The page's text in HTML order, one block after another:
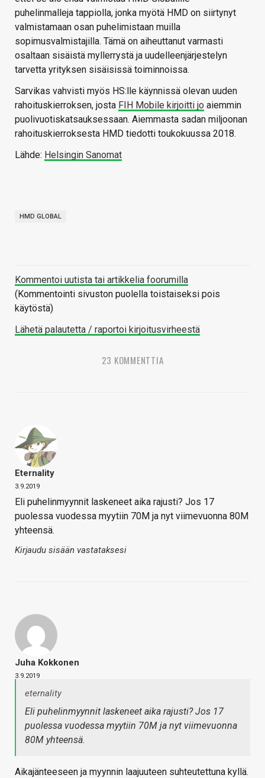
puhelinmalleja tappiolla, jonka myötä HMD on siirtynyt
valmistamaan osan puhelimistaan muilla
sopimusvalmistajilla. Tämä on aiheuttanut varmasti
osaltaan sisäistä myllerrystä ja uudelleenjärjestelyn
tarvetta yrityksen sisäisissä toiminnoissa.
Sarvikas vahvisti myös HS:lle käynnissä olevan uuden
rahoituskierroksen, josta FIH Mobile kirjoitti jo aiemmin
puolivuotiskatsauksessaan. Aiemmasta sadan miljoonan
rahoituskierroksesta HMD tiedotti toukokuussa 2018.
Lähde: Helsingin Sanomat
HMD GLOBAL
Kommentoi uutista tai artikkelia foorumilla
(Kommentointi sivuston puolella toistaiseksi pois
käytöstä)
Lähetä palautetta / raportoi kirjoitusvirheestä
23 KOMMENTTIA
Eternality
3.9.2019
Eli puhelinmyynnit laskeneet aika rajusti? Jos 17
puolessa vuodessa myytiin 70M ja nyt viimevuonna 80M
yhteensä.
Kirjaudu sisään vastataksesi
Juha Kokkonen
3.9.2019
eternality
Eli puhelinmyynnit laskeneet aika rajusti? Jos 17
puolessa vuodessa myytiin 70M ja nyt viimevuonna
80M yhteensä.
Aikajänteeseen ja myynnin laajuuteen suhteutettuna kyllä.